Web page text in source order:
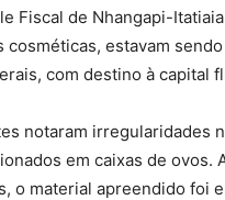
Fiscal de Nhangapi-
estavam
com destino à capital
notaram irregularidades
em caixas de ovos.
o material apreendido foi